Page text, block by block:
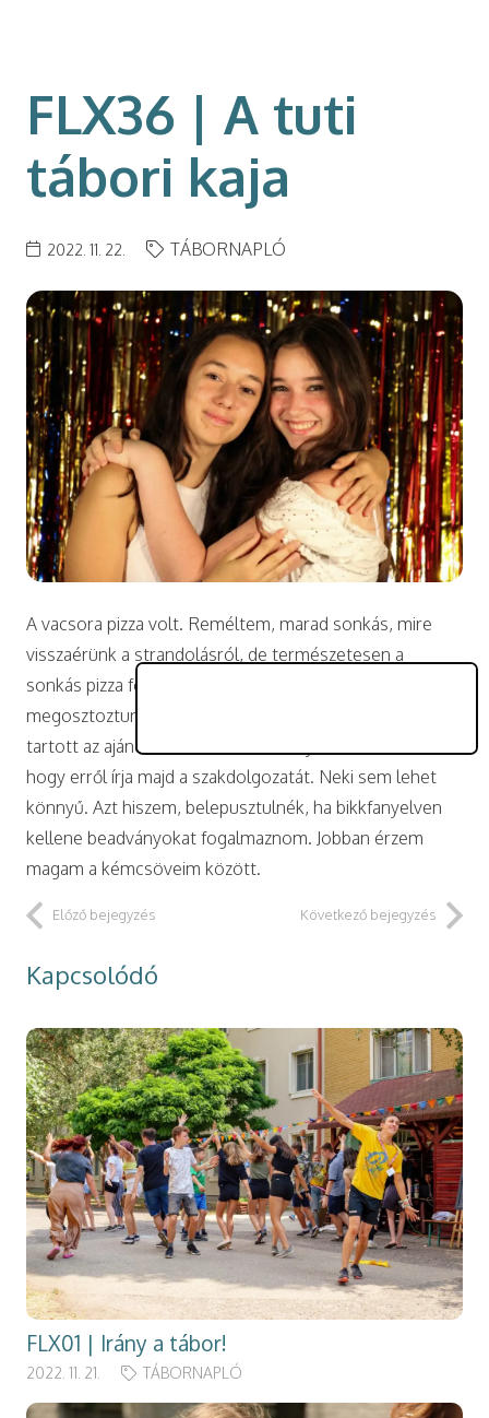
FLX36 | A tuti
tábori kaja
2022. 11. 22. TÁBORNAPLÓ
A vacsora pizza volt. Reméltem, marad sonkás, mire
visszaérünk a strandolásról, de természetesen a
sonkás pizza fogyott a legjobban. Raktárossal
megosztoztunk az utolsón. Vacsora közben előadást
tartott az ajándékozási illeték szabályairól. Kiderült,
hogy erről írja majd a szakdolgozatát. Neki sem lehet
könnyű. Azt hiszem, belepusztulnék, ha bikkfanyelven
kellene beadványokat fogalmaznom. Jobban érzem
magam a kémcsöveim között.
Előző bejegyzés Következő bejegyzés
Kapcsolódó
FLX01 | Irány a tábor!
2022. 11. 21. TÁBORNAPLÓ